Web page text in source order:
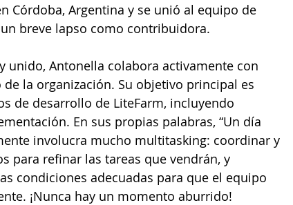
Córdoba, Argentina y se unió al equipo de
breve lapso como contribuidora.
unido, Antonella colabora activamente con
la organización. Su objetivo principal es
de desarrollo de LiteFarm, incluyendo
En sus propias palabras, “Un día
involucra mucho multitasking: coordinar y
para refinar las tareas que vendrán, y
condiciones adecuadas para que el equipo
¡Nunca hay un momento aburrido!